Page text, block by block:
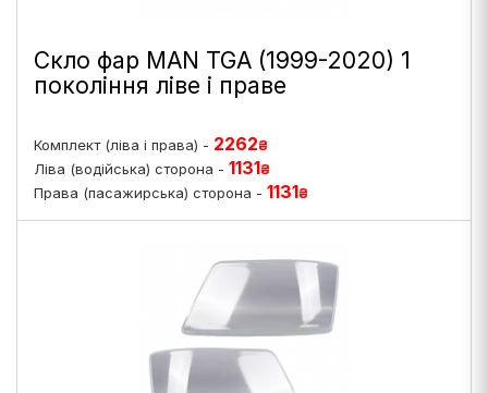
Скло фар MAN TGA (1999-2020) 1
покоління ліве і праве
Комплект (ліва і права) - 2262₴
Ліва (водійська) сторона - 1131₴
Права (пасажирська) сторона - 1131₴